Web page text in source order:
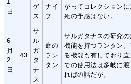
1
日
ゲ
ス
ナイ
フ
がってコレクション
死の予感はない。
6
月
2
日
43
サ
ル
ガ
タ
ナ
ス
命の
ラン
タン
サルガタナスの研究
機能を持つランタン
る機能も有しており
での使用法は多岐に
ればの話だが。